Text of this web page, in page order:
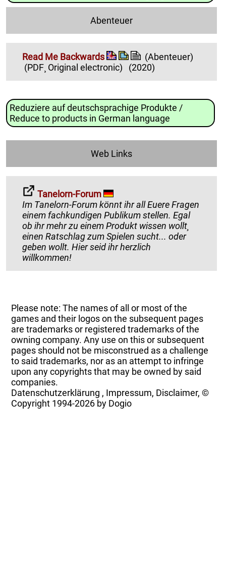
Abenteuer
Read Me Backwards
(Abenteuer)
(PDF¸ Original electronic)
(2020)
Reduziere auf deutschsprachige Produkte /
Reduce to products in German language
Web Links
Tanelorn-Forum
Im Tanelorn-Forum könnt ihr all Euere Fragen
einem fachkundigen Publikum stellen. Egal
ob ihr mehr zu einem Produkt wissen wollt¸
einen Ratschlag zum Spielen sucht... oder
geben wollt. Hier seid ihr herzlich
willkommen!
Please note: The names of all or most of the
games and their logos on the subsequent pages
are trademarks or registered trademarks of the
owning company. Any use on this or subsequent
pages should not be misconstrued as a challenge
to said trademarks, nor as an attempt to infringe
upon any copyrights that may be owned by said
companies.
Datenschutzerklärung , Impressum, Disclaimer, ©
Copyright 1994-2026 by Dogio